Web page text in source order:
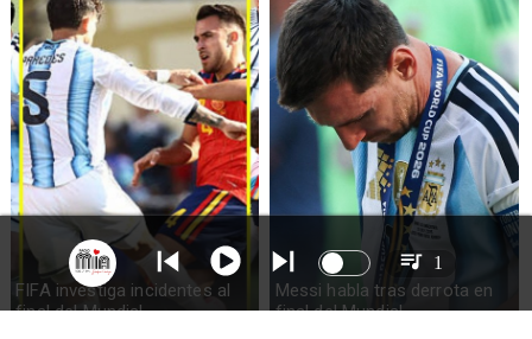
FIFA investiga incidentes al
final del Mundial
Messi habla tras derrota en
final del Mundial
1